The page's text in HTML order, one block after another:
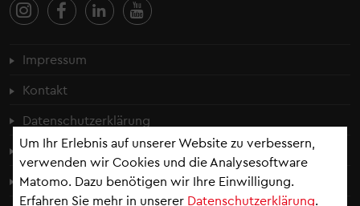
Um Ihr Erlebnis auf unserer Website zu verbessern,
verwenden wir Cookies und die Analysesoftware
Matomo. Dazu benötigen wir Ihre Einwilligung.
Erfahren Sie mehr in unserer Datenschutzerklärung.
Fußzeilenmenü
Impressum
Kontakt
Datenschutzerklärung
Cookie-Einstellungen
Erklärung zur Barrierefreiheit